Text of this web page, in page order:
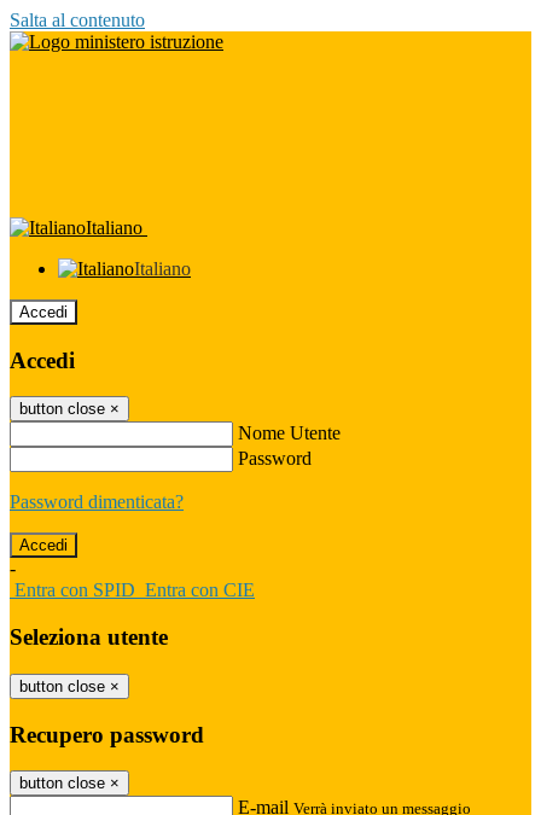
Salta al contenuto
Italiano
Italiano
Accedi
Accedi
button close ×
Nome Utente
Password
Password dimenticata?
-
Entra con SPID Entra con CIE
Seleziona utente
button close ×
Recupero password
button close ×
E-mail Verrà inviato un messaggio